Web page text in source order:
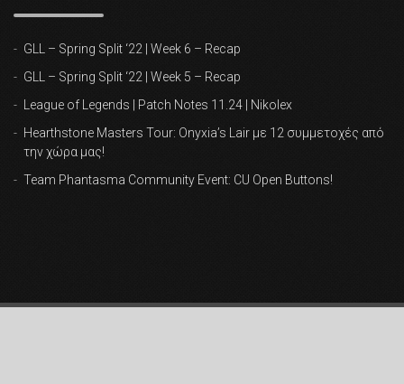
GLL – Spring Split ‘22 | Week 6 – Recap
GLL – Spring Split ‘22 | Week 5 – Recap
League of Legends | Patch Notes 11.24 | Nikolex
Hearthstone Masters Tour: Onyxia’s Lair με 12 συμμετοχές από
την χώρα μας!
Team Phantasma Community Event: CU Open Buttons!